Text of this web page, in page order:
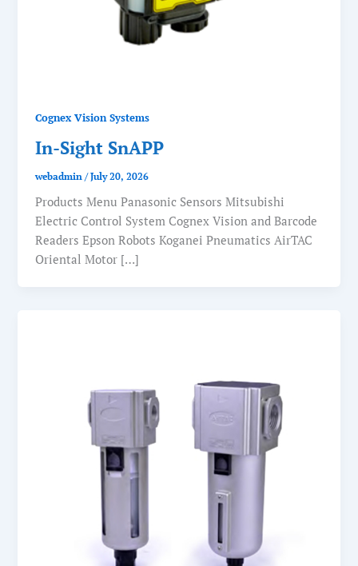
Cognex Vision Systems
In-Sight SnAPP
webadmin/July 20, 2026
Products Menu Panasonic Sensors Mitsubishi
Electric Control System Cognex Vision and Barcode
Readers Epson Robots Koganei Pneumatics AirTAC
Oriental Motor […]